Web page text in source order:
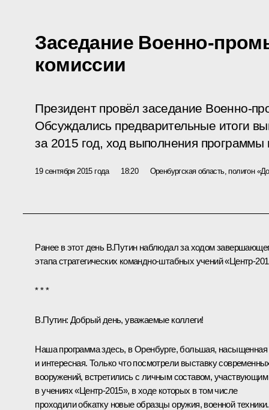
Заседание Военно-
комиссии
Президент провёл заседание Военно-
Обсуждались предварительные итоги
за 2015 год, ход выполнения
19 сентября 2015 года 18:20 Оренбургская область, полигон
Ранее в этот день В.Путин наблюдал за ходом
этапа стратегических командно-штабных учений «Центр-
* * *
В.Путин: Добрый день, уважаемые коллеги!
Наша программа здесь, в Оренбурге, большая, насыщенная
и интересная. Только что посмотрели выставку
вооружений, встретились с личным составом, участвующим
в учениях «Центр-2015», в ходе которых в том числе
проходили обкатку новые образцы оружия, военной техники.